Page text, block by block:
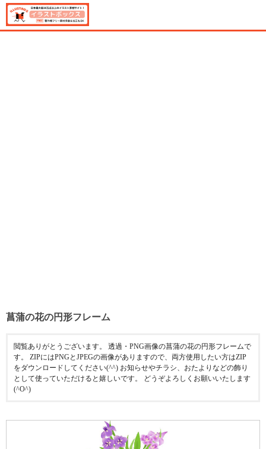
菖蒲の花の円形フレーム
閲覧ありがとうございます。 透過・PNG画像の菖蒲の花の円形フレームで
す。 ZIPにはPNGとJPEGの画像がありますので、両方使用したい方はZIP
をダウンロードしてください(^^) お知らせやチラシ、おたよりなどの飾り
として使っていただけると嬉しいです。 どうぞよろしくお願いいたします
(^O^)